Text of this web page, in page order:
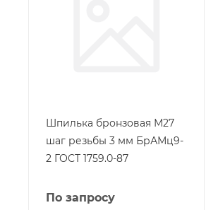
Шпилька бронзовая М27
шаг резьбы 3 мм БрАМц9-
2 ГОСТ 1759.0-87
По запросу